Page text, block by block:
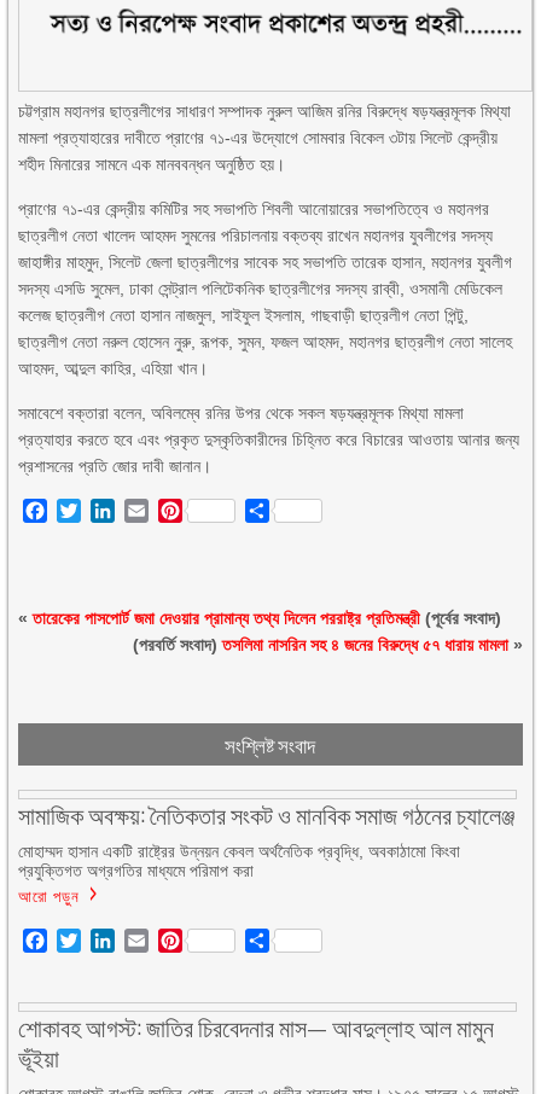
চট্টগ্রাম মহানগর ছাত্রলীগের সাধারণ সম্পাদক নুরুল আজিম রনির বিরুদ্ধে ষড়যন্ত্রমূলক মিথ্যা
মামলা প্রত্যাহারের দাবীতে প্রাণের ৭১-এর উদ্যোগে সোমবার বিকেল ৩টায় সিলেট কেন্দ্রীয়
শহীদ মিনারের সামনে এক মানববন্ধন অনুষ্ঠিত হয়।
প্রাণের ৭১-এর কেন্দ্রীয় কমিটির সহ সভাপতি শিবলী আনোয়ারের সভাপতিত্বে ও মহানগর
ছাত্রলীগ নেতা খালেদ আহমদ সুমনের পরিচালনায় বক্তব্য রাখেন মহানগর যুবলীগের সদস্য
জাহাঙ্গীর মাহমুদ, সিলেট জেলা ছাত্রলীগের সাবেক সহ সভাপতি তারেক হাসান, মহানগর যুবলীগ
সদস্য এসডি সুমেল, ঢাকা সেন্ট্রাল পলিটেকনিক ছাত্রলীগের সদস্য রাব্বী, ওসমানী মেডিকেল
কলেজ ছাত্রলীগ নেতা হাসান নাজমুল, সাইফুল ইসলাম, গাছবাড়ী ছাত্রলীগ নেতা পিন্টু,
ছাত্রলীগ নেতা নরুল হোসেন নুরু, রূপক, সুমন, ফজল আহমদ, মহানগর ছাত্রলীগ নেতা সালেহ
আহমদ, আব্দুল কাহির, এহিয়া খান।
সমাবেশে বক্তারা বলেন, অবিলম্বে রনির উপর থেকে সকল ষড়যন্ত্রমূলক মিথ্যা মামলা
প্রত্যাহার করতে হবে এবং প্রকৃত দুস্কৃতিকারীদের চিহ্নিত করে বিচারের আওতায় আনার জন্য
প্রশাসনের প্রতি জোর দাবী জানান।
Facebook
TwitterLinkedIn
EmailPinterest Share
«তারেকের পাসপোর্ট জমা দেওয়ার প্রামান্য তথ্য দিলেন পররাষ্ট্র প্রতিমন্ত্রী (পূর্বের সংবাদ)
(পরবর্তি সংবাদ)তসলিমা নাসরিন সহ ৪ জনের বিরুদ্ধে ৫৭ ধারায় মামলা»
সংশ্লিষ্ট সংবাদ
সামাজিক অবক্ষয়: নৈতিকতার সংকট ও মানবিক সমাজ গঠনের চ্যালেঞ্জ
মোহাম্মদ হাসান একটি রাষ্ট্রের উন্নয়ন কেবল অর্থনৈতিক প্রবৃদ্ধি, অবকাঠামো কিংবা
প্রযুক্তিগত অগ্রগতির মাধ্যমে পরিমাপ করা
আরো পড়ুন
Facebook
TwitterLinkedIn
EmailPinterest Share
শোকাবহ আগস্ট: জাতির চিরবেদনার মাস— আবদুল্লাহ আল মামুন
ভূঁইয়া